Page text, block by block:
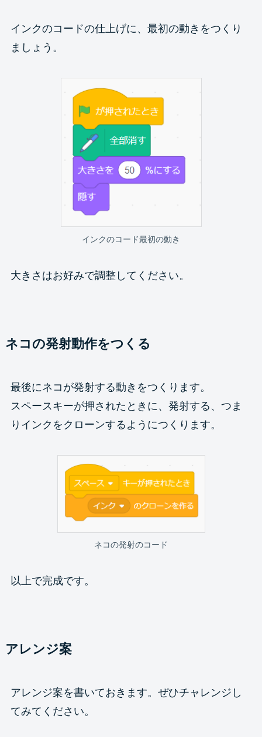
インクのコードの仕上げに、最初の動きをつくり
ましょう。
インクのコード最初の動き
大きさはお好みで調整してください。
ネコの発射動作をつくる
最後にネコが発射する動きをつくります。
スペースキーが押されたときに、発射する、つま
りインクをクローンするようにつくります。
ネコの発射のコード
以上で完成です。
アレンジ案
アレンジ案を書いておきます。ぜひチャレンジし
てみてください。